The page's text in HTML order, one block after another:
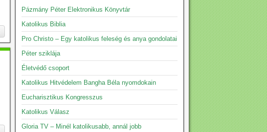
Pázmány Péter Elektronikus Könyvtár
Katolikus Biblia
Pro Christo – Egy katolikus feleség és anya gondolatai
Péter sziklája
Életvédő csoport
Katolikus Hitvédelem Bangha Béla nyomdokain
Eucharisztikus Kongresszus
Katolikus Válasz
Gloria TV – Minél katolikusabb, annál jobb